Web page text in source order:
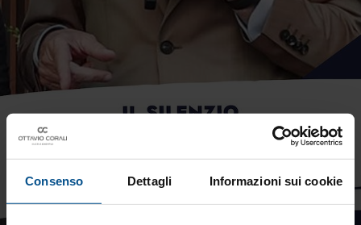
Consenso Dettagli Informazioni sui cookie